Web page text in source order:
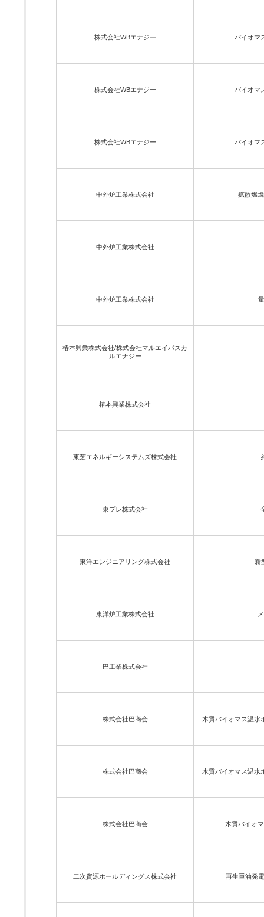
株式会社WBエナジー バイオマ
株式会社WBエナジー バイオマ
株式会社WBエナジー バイオマ
中外炉工業株式会社 拡散燃
中外炉工業株式会社
中外炉工業株式会社
椿本興業株式会社/株式会社マルエイパスカ
ルエナジー
椿本興業株式会社
東芝エネルギーシステムズ株式会社
東プレ株式会社
東洋エンジニアリング株式会社 新
東洋炉工業株式会社
巴工業株式会社
株式会社巴商会 木質バイオマス温水
株式会社巴商会 木質バイオマス温水
株式会社巴商会 木質バイオ
二次資源ホールディングス株式会社 再生重油発